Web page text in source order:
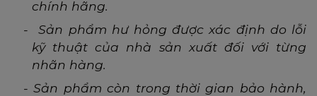
chính hãng.
-
Sản phẩm hư hỏng được xác định do lỗi
kỹ thuật của nhà sản xuất đối với từng
nhãn hàng.
- Sản phẩm còn trong thời gian bảo hành,